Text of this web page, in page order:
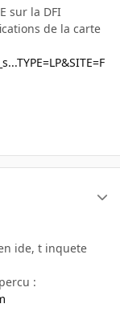
sur la DFI
de la carte
ide, t inquete
: